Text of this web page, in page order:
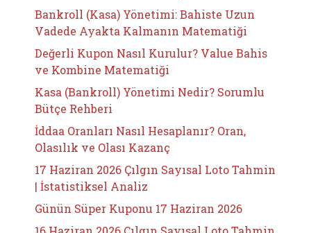
Bankroll (Kasa) Yönetimi: Bahiste Uzun
Vadede Ayakta Kalmanın Matematiği
Değerli Kupon Nasıl Kurulur? Value Bahis
ve Kombine Matematiği
Kasa (Bankroll) Yönetimi Nedir? Sorumlu
Bütçe Rehberi
İddaa Oranları Nasıl Hesaplanır? Oran,
Olasılık ve Olası Kazanç
17 Haziran 2026 Çılgın Sayısal Loto Tahmin
| İstatistiksel Analiz
Günün Süper Kuponu 17 Haziran 2026